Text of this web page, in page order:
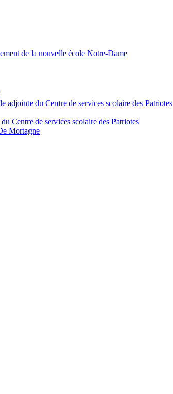
de la nouvelle école Notre-Dame
adjointe du Centre de services scolaire des Patriotes
Centre de services scolaire des Patriotes
Mortagne